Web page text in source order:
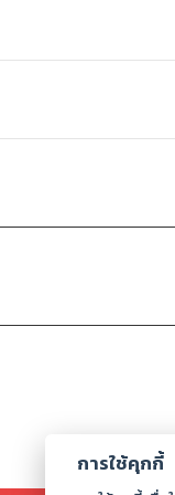
การใช้คุกกี้